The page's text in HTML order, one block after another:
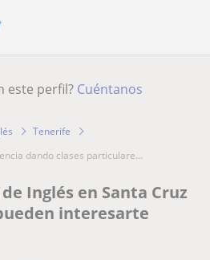
este perfil? Cuéntanos
Tenerife
dando clases particulare...
Inglés en Santa Cruz
interesarte